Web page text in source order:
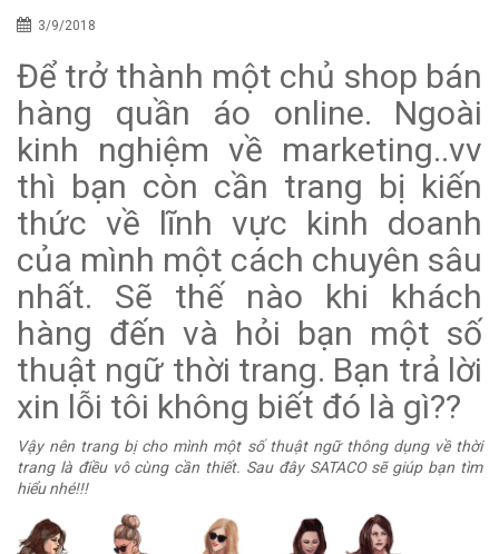
3/9/2018
Để trở thành một chủ shop bán
hàng quần áo online. Ngoài
kinh nghiệm về marketing..vv
thì bạn còn cần trang bị kiến
thức về lĩnh vực kinh doanh
của mình một cách chuyên sâu
nhất. Sẽ thế nào khi khách
hàng đến và hỏi bạn một số
thuật ngữ thời trang. Bạn trả lời
xin lỗi tôi không biết đó là gì??
Vậy nên trang bị cho mình một số thuật ngữ thông dụng về thời
trang là điều vô cùng cần thiết. Sau đây SATACO sẽ giúp bạn tìm
hiểu nhé!!!